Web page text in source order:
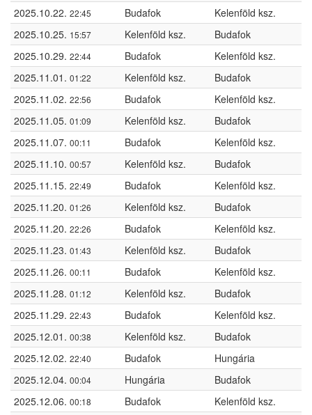
2025.10.22. 22:45 Budafok
Kelenföld ksz.
2025.10.25. 15:57 Kelenföld ksz.
Budafok
2025.10.29. 22:44 Budafok
Kelenföld ksz.
2025.11.01. 01:22 Kelenföld ksz.
Budafok
2025.11.02. 22:56 Budafok
Kelenföld ksz.
2025.11.05. 01:09 Kelenföld ksz.
Budafok
2025.11.07. 00:11 Budafok
Kelenföld ksz.
2025.11.10. 00:57 Kelenföld ksz.
Budafok
2025.11.15. 22:49 Budafok
Kelenföld ksz.
2025.11.20. 01:26 Kelenföld ksz.
Budafok
2025.11.20. 22:26 Budafok
Kelenföld ksz.
2025.11.23. 01:43 Kelenföld ksz.
Budafok
2025.11.26. 00:11 Budafok
Kelenföld ksz.
2025.11.28. 01:12 Kelenföld ksz.
Budafok
2025.11.29. 22:43 Budafok
Kelenföld ksz.
2025.12.01. 00:38 Kelenföld ksz.
Budafok
2025.12.02. 22:40 Budafok
Hungária
2025.12.04. 00:04 Hungária
Budafok
2025.12.06. 00:18 Budafok
Kelenföld ksz.